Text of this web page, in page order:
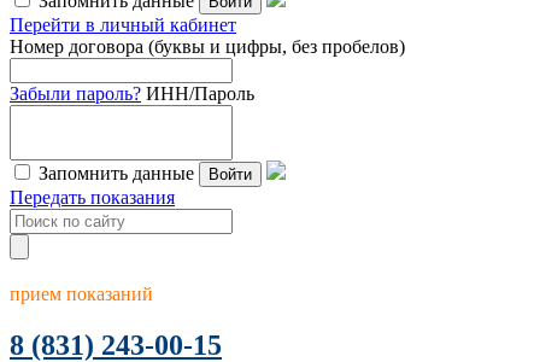
Перейти в личный кабинет
Номер договора (буквы и цифры, без пробелов)
Забыли пароль? ИНН/Пароль
Запомнить данные Войти
Передать показания
прием показаний
8 (831) 243-00-15